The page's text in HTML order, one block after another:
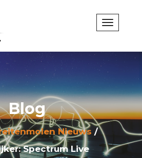
Blog
Nieuws
Spectrum Live